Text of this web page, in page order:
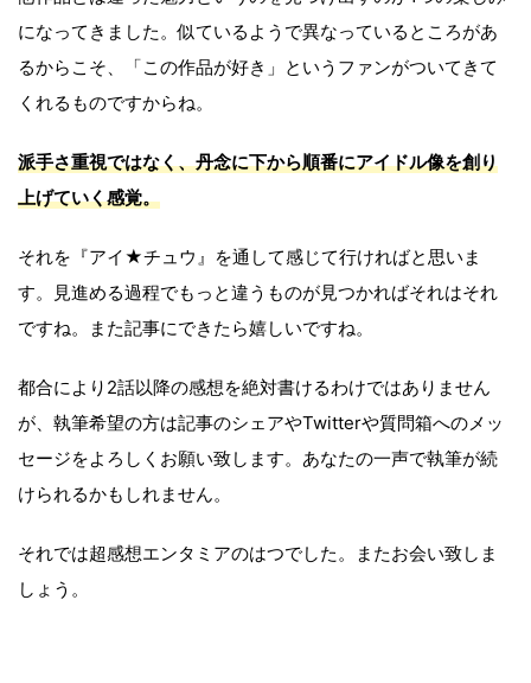
になってきました。似ているようで異なっているところがあ
るからこそ、「この作品が好き」というファンがついてきて
くれるものですからね。
派手さ重視ではなく、丹念に下から順番にアイドル像を創り
上げていく感覚。
それを『アイ★チュウ』を通して感じて行ければと思いま
す。見進める過程でもっと違うものが見つかればそれはそれ
ですね。また記事にできたら嬉しいですね。
都合により2話以降の感想を絶対書けるわけではありません
が、執筆希望の方は記事のシェアやTwitterや質問箱へのメッ
セージをよろしくお願い致します。あなたの一声で執筆が続
けられるかもしれません。
それでは超感想エンタミアのはつでした。またお会い致しま
しょう。